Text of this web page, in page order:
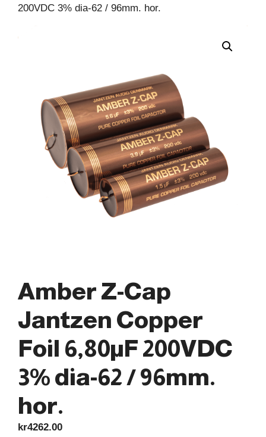
200VDC 3% dia-62 / 96mm. hor.
Amber Z-Cap
Jantzen Copper
Foil 6,80µF 200VDC
3% dia-62 / 96mm.
hor.
kr4262.00